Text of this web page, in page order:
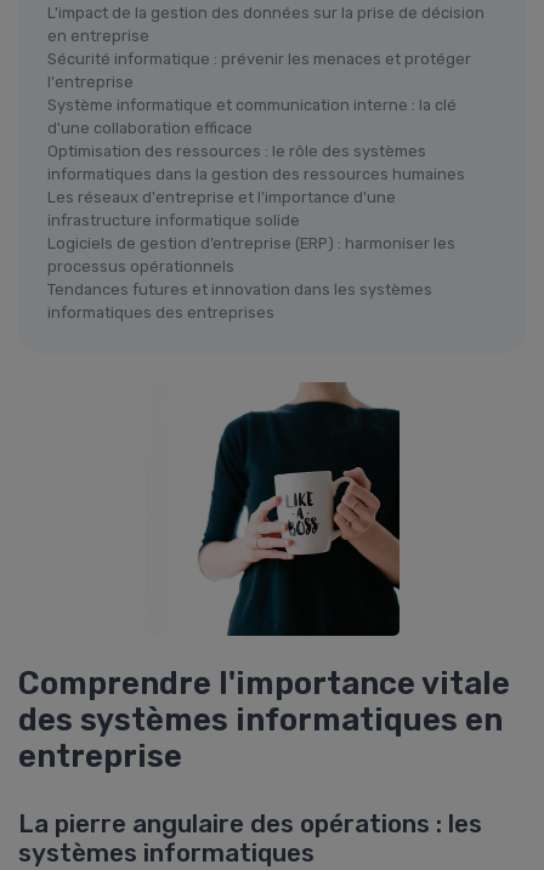
L'impact de la gestion des données sur la prise de décision
en entreprise
Sécurité informatique : prévenir les menaces et protéger
l'entreprise
Système informatique et communication interne : la clé
d'une collaboration efficace
Optimisation des ressources : le rôle des systèmes
informatiques dans la gestion des ressources humaines
Les réseaux d'entreprise et l'importance d'une
infrastructure informatique solide
Logiciels de gestion d’entreprise (ERP) : harmoniser les
processus opérationnels
Tendances futures et innovation dans les systèmes
informatiques des entreprises
Comprendre l'importance vitale
des systèmes informatiques en
entreprise
La pierre angulaire des opérations : les
systèmes informatiques